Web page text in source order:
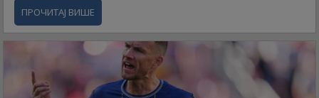
ПРОЧИТАЈ ВИШЕ